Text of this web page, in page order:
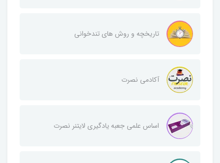
تاریخچه و روش‌ های تندخوانی
آکادمی نصرت
اساس علمی جعبه یادگیری لایتنر نصرت